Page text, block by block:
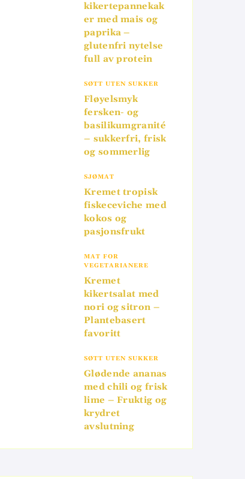
kikertepannekak
er med mais og
paprika –
glutenfri nytelse
full av protein
SØTT UTEN SUKKER
Fløyelsmyk
fersken- og
basilikumgranité
– sukkerfri, frisk
og sommerlig
SJØMAT
Kremet tropisk
fiskeceviche med
kokos og
pasjonsfrukt
MAT FOR
VEGETARIANERE
Kremet
kikertsalat med
nori og sitron –
Plantebasert
favoritt
SØTT UTEN SUKKER
Glødende ananas
med chili og frisk
lime – Fruktig og
krydret
avslutning